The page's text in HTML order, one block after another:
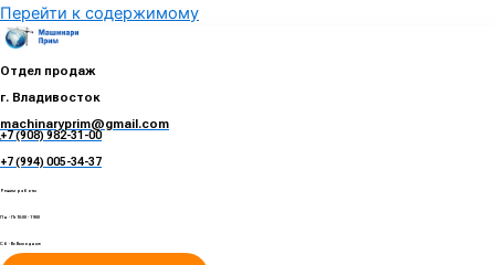
Перейти к содержимому
Отдел продаж
г. Владивосток
machinaryprim@gmail.com
+7 (908) 982-31-00
+7 (994) 005-34-37
Режим работы
Пн - Пт 10:00 - 19:00
Сб - Вс Выходные